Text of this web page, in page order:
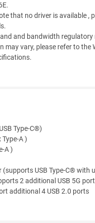
that no driver is available ,
and bandwidth
may vary, please refer to the
Type-C®)
A )
A )
(supports USB Type-C® with
2 additional USB 5G
additional 4 USB 2.0 ports